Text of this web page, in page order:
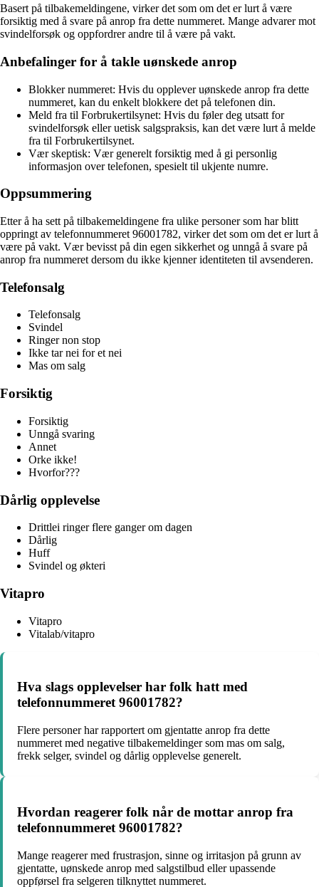
Basert på tilbakemeldingene, virker det som om det er lurt å være
forsiktig med å svare på anrop fra dette nummeret. Mange advarer mot
svindelforsøk og oppfordrer andre til å være på vakt.
Anbefalinger for å takle uønskede anrop
Blokker nummeret: Hvis du opplever uønskede anrop fra dette
nummeret, kan du enkelt blokkere det på telefonen din.
Meld fra til Forbrukertilsynet: Hvis du føler deg utsatt for
svindelforsøk eller uetisk salgspraksis, kan det være lurt å melde
fra til Forbrukertilsynet.
Vær skeptisk: Vær generelt forsiktig med å gi personlig
informasjon over telefonen, spesielt til ukjente numre.
Oppsummering
Etter å ha sett på tilbakemeldingene fra ulike personer som har blitt
oppringt av telefonnummeret 96001782, virker det som om det er lurt å
være på vakt. Vær bevisst på din egen sikkerhet og unngå å svare på
anrop fra nummeret dersom du ikke kjenner identiteten til avsenderen.
Telefonsalg
Telefonsalg
Svindel
Ringer non stop
Ikke tar nei for et nei
Mas om salg
Forsiktig
Forsiktig
Unngå svaring
Annet
Orke ikke!
Hvorfor???
Dårlig opplevelse
Drittlei ringer flere ganger om dagen
Dårlig
Huff
Svindel og økteri
Vitapro
Vitapro
Vitalab/vitapro
Hva slags opplevelser har folk hatt med
telefonnummeret 96001782?
Flere personer har rapportert om gjentatte anrop fra dette
nummeret med negative tilbakemeldinger som mas om salg,
frekk selger, svindel og dårlig opplevelse generelt.
Hvordan reagerer folk når de mottar anrop fra
telefonnummeret 96001782?
Mange reagerer med frustrasjon, sinne og irritasjon på grunn av
gjentatte, uønskede anrop med salgstilbud eller upassende
oppførsel fra selgeren tilknyttet nummeret.